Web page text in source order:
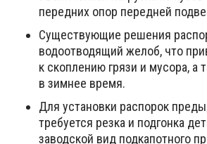
передних опор передней
Существующие решения
водоотводящий желоб, что
к скоплению грязи и мусора, а
в зимнее время.
Для установки распорок
требуется резка и подгонка
заводской вид подкапотного